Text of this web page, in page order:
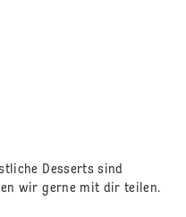
Desserts sind
wir gerne mit dir teilen.